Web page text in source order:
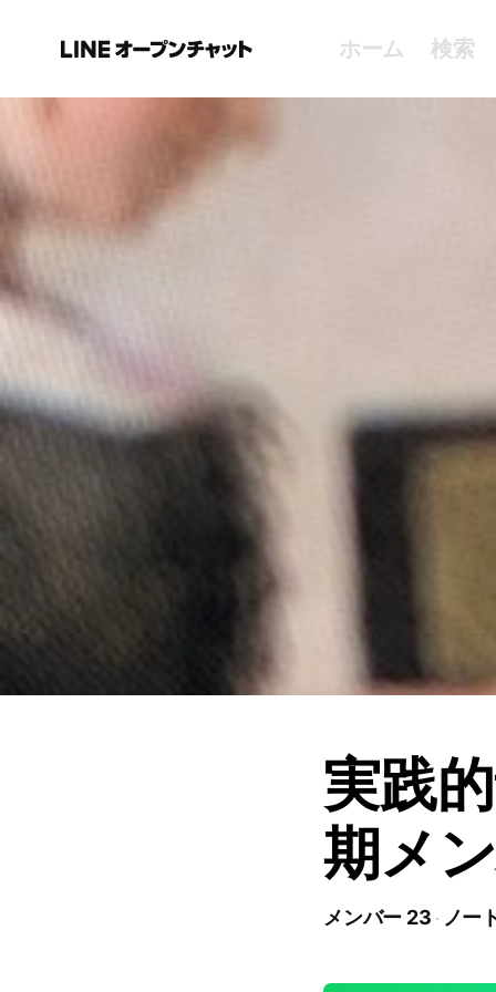
ホーム 検索
実践
期メ
メンバー 23 ノー